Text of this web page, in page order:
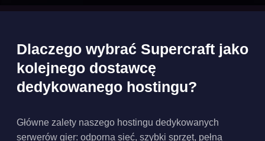
Dlaczego wybrać Supercraft jako
kolejnego dostawcę
dedykowanego hostingu?
Główne zalety naszego hostingu dedykowanych
serwerów gier: odporna sieć, szybki sprzęt, pełna